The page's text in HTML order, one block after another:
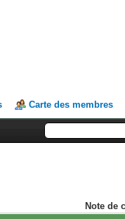
Carte des membres
Note de